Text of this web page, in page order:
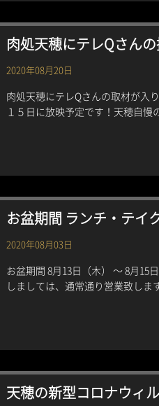
肉処天穂にテレQさん
2020年08月20日
肉処天穂にテレQさんの取材が入
１５日に放映予定です！天穂自
お盆期間 ランチ・テイ
2020年08月03日
お盆期間 8月13日（木） 〜 8月15
しましては、通常通り営業致し
天穂の新型コロナウィ